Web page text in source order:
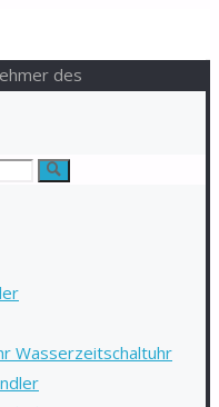
Suche
Wasserzeitschaltuhr
des